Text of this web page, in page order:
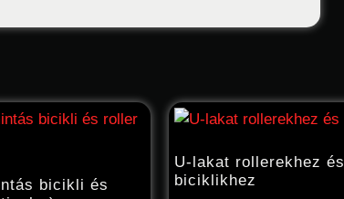
bicikli és
U-lakat rollerekhez és
biciklikhez